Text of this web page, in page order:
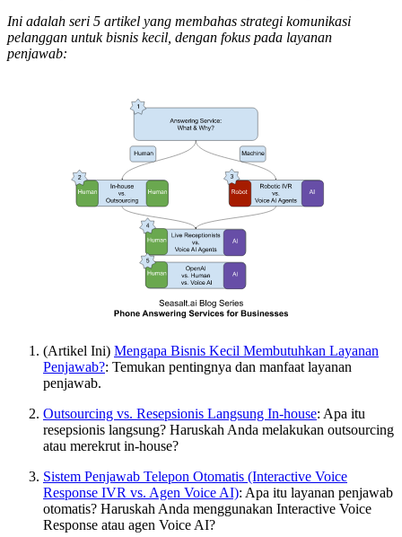
Ini adalah seri 5 artikel yang membahas strategi komunikasi
pelanggan untuk bisnis kecil, dengan fokus pada layanan
penjawab:
(Artikel Ini) Mengapa Bisnis Kecil Membutuhkan Layanan
Penjawab?: Temukan pentingnya dan manfaat layanan
penjawab.
Outsourcing vs. Resepsionis Langsung In-house: Apa itu
resepsionis langsung? Haruskah Anda melakukan outsourcing
atau merekrut in-house?
Sistem Penjawab Telepon Otomatis (Interactive Voice
Response IVR vs. Agen Voice AI): Apa itu layanan penjawab
otomatis? Haruskah Anda menggunakan Interactive Voice
Response atau agen Voice AI?